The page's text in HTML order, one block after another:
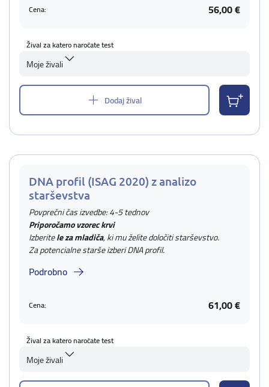
Cena: 56,00 €
Žival za katero naročate test
Moje živali
Dodaj žival
DNA profil (ISAG 2020) z analizo
starševstva
Povprečni čas izvedbe: 4-5 tednov
Priporočamo vzorec krvi
Izberitele za mladiča, ki mu želite določiti starševstvo.
Za potencialne starše izberi DNA profil.
Podrobno
Cena: 61,00 €
Žival za katero naročate test
Moje živali